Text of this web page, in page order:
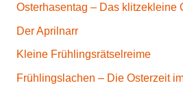
Osterhasentag – Das klitzekleine
Der Aprilnarr
Kleine Frühlingsrätselreime
Frühlingslachen – Die Osterzeit